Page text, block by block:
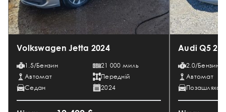
Volkswagen Jetta 2024
1.5/Бензин
21 000 миль
Автомат
Передній
Седан
2024
Audi Q5
2.0/Бензин
Автомат